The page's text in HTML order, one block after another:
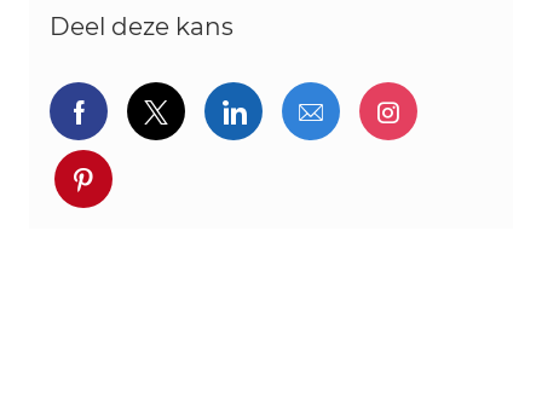
Deel deze kans
Delen via Facebook
Delen via twitter
Delen via LinkedIn
Delen via e-mail
Delen via
Deel via pinterest